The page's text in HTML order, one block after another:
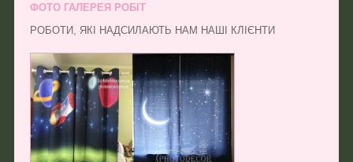
ФОТО ГАЛЕРЕЯ РОБІТ
РОБОТИ, ЯКІ НАДСИЛАЮТЬ НАМ НАШІ КЛІЄНТИ